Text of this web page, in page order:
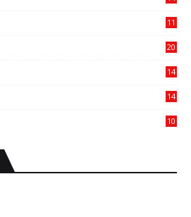
11
20
14
14
10